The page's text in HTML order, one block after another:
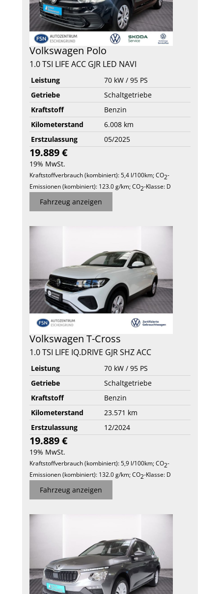
Volkswagen Polo
1.0 TSI LIFE ACC GJR LED NAVI
Leistung
70 kW / 95 PS
Getriebe
Schaltgetriebe
Kraftstoff
Benzin
Kilometerstand
6.008 km
Erstzulassung
05/2025
19.889 €
19% MwSt.
Kraftstoffverbrauch (kombiniert): 5,4 l/100km;CO2-
Emissionen (kombiniert): 123.0 g/km;CO2-Klasse: D
Fahrzeug anzeigen
Volkswagen T-Cross
1.0 TSI LIFE IQ.DRIVE GJR SHZ ACC
Leistung
70 kW / 95 PS
Getriebe
Schaltgetriebe
Kraftstoff
Benzin
Kilometerstand
23.571 km
Erstzulassung
12/2024
19.889 €
19% MwSt.
Kraftstoffverbrauch (kombiniert): 5,9 l/100km;CO2-
Emissionen (kombiniert): 132.0 g/km;CO2-Klasse: D
Fahrzeug anzeigen